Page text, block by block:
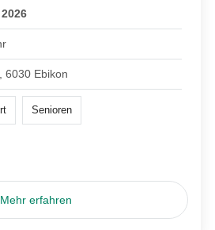
6030 Ebikon
Senioren
Mehr erfahren